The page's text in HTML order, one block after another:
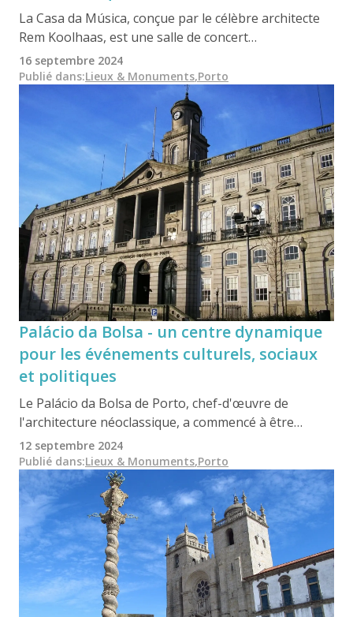
La Casa da Música, conçue par le célèbre architecte
Rem Koolhaas, est une salle de concert
emblématique de Porto, inaugurée en 2005. Ce
bâtiment innovant comprend deux auditoriums
principaux et divers espaces culturels, ce qui en fait
une plaque tournante pour les événements
artistiques, musicaux et éducatifs.
16 septembre 2024
Publié dans:Lieux & Monuments,Porto
Palácio da Bolsa - un centre dynamique
pour les événements culturels, sociaux
et politiques
Le Palácio da Bolsa de Porto, chef-d'œuvre de
l'architecture néoclassique, a commencé à être
construit en 1842, avec la contribution de plusieurs
architectes de renom au fil des ans. Aujourd'hui, il
sert de centre culturel, avec l'opulente salle arabe et
des œuvres d'art exquises comme la table de la salle
des portraits, réalisée par Zeferino José Pinto.
12 septembre 2024
Publié dans:Lieux & Monuments,Porto